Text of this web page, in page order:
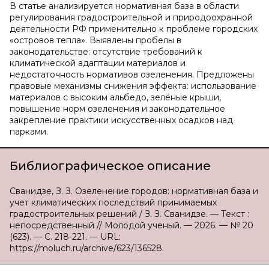
В статье анализируется нормативная база в области
регулирования градостроительной и природоохранной
деятельности РФ применительно к проблеме городских
«островов тепла». Выявлены пробелы в
законодательстве: отсутствие требований к
климатической адаптации материалов и
недостаточность нормативов озеленения. Предложены
правовые механизмы снижения эффекта: использование
материалов с высоким альбедо, зелёные крыши,
повышение норм озеленения и законодательное
закрепление практики искусственных осадков над
парками.
Библиографическое описание
Сванидзе, З. З. Озеленение городов: нормативная база и
учет климатических последствий принимаемых
градостроительных решений / З. З. Сванидзе. — Текст :
непосредственный // Молодой ученый. — 2026. — № 20
(623). — С. 218-221. — URL:
https://moluch.ru/archive/623/136528.